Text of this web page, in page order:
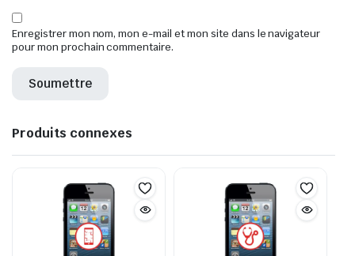
Enregistrer mon nom, mon e-mail et mon site dans le navigateur
pour mon prochain commentaire.
Produits connexes